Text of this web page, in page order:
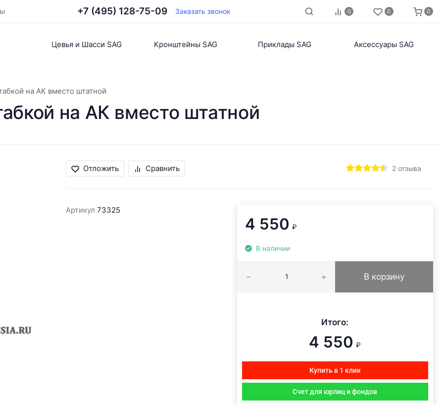
+7 (495) 128-75-09 Заказать звонок 0 0 0
Цевья и Шасси SAG Кронштейны SAG Приклады SAG Аксессуары SAG
на АК вместо штатной
на АК вместо штатной
Отложить Сравнить 2 отзыва
Артикул 73325
4 550 ₽
В наличии
В корзину
Итого:
4 550 ₽
Купить в 1 клик
Счет для юрлиц и фондов